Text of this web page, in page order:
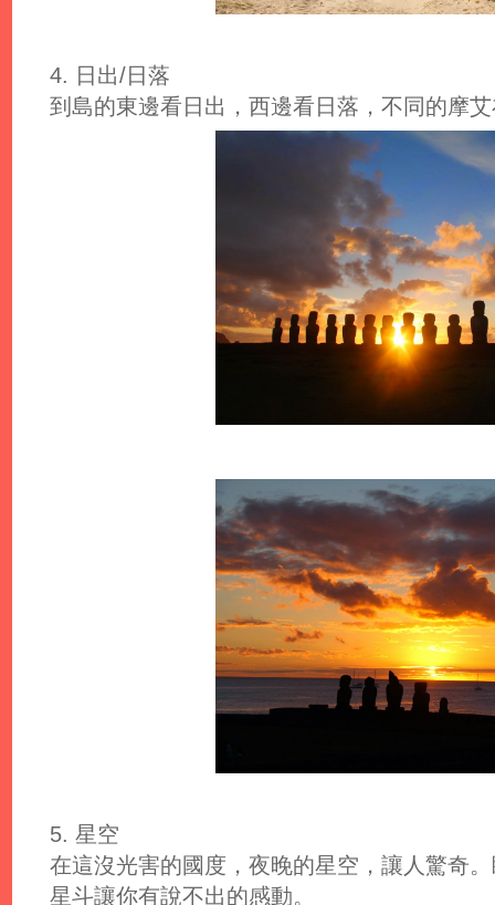
4. 日出/日落
到島的東邊看日出，西邊看日落，不同的摩
5. 星空
在這沒光害的國度，夜晚的星空，讓人驚奇
星斗讓你有說不出的感動。